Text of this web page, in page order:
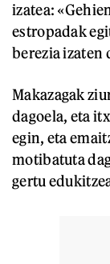
izatea:
estropadak
berezia izaten
Makazagak
dagoela, eta
egin, eta
motibatuta
gertu